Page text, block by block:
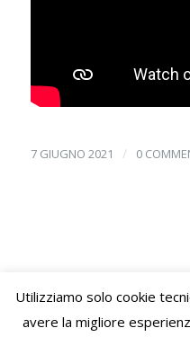
7 GIUGNO 2021 / 0
© Copyright – VIVERE LO STILE
(AL) C.F. SMNVGN78B65Z110I
Utilizziamo solo cookie
avere la migliore